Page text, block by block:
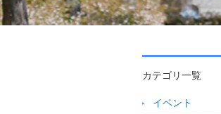
カテゴリ一覧
イベント